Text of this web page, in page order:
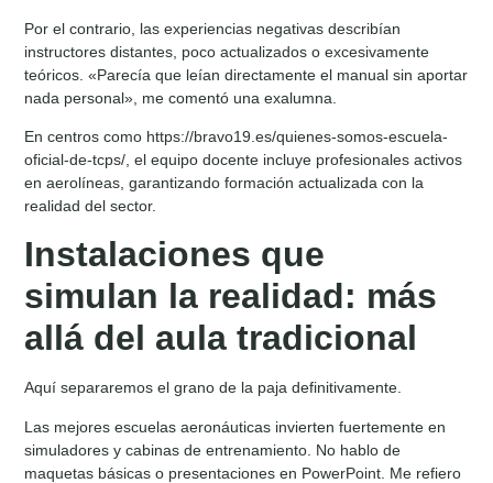
Por el contrario, las experiencias negativas describían
instructores distantes, poco actualizados o excesivamente
teóricos. «Parecía que leían directamente el manual sin aportar
nada personal», me comentó una exalumna.
En centros como https://bravo19.es/quienes-somos-escuela-
oficial-de-tcps/, el equipo docente incluye profesionales activos
en aerolíneas, garantizando formación actualizada con la
realidad del sector.
Instalaciones que
simulan la realidad: más
allá del aula tradicional
Aquí separaremos el grano de la paja definitivamente.
Las mejores escuelas aeronáuticas invierten fuertemente en
simuladores y cabinas de entrenamiento. No hablo de
maquetas básicas o presentaciones en PowerPoint. Me refiero